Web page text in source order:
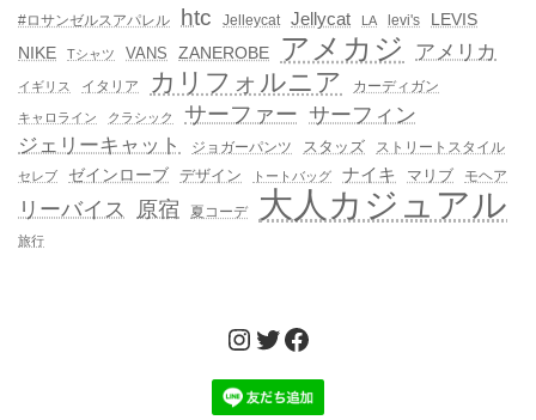
#ロサンゼルスアパレル
htc Jelleycat Jellycat LA levi's
LEVIS
NIKE
Tシャツ VANS ZANEROBE アメカジ アメリカ
イギリス イタリア カリフォルニア カーディガン
キャロライン クラシック サーファー サーフィン
ジェリーキャット
ジョガーパンツ スタッズ ストリートスタイル
セレブ ゼインローブ デザイン トートバッグ ナイキ マリブ モヘア
リーバイス 原宿 夏コーデ 大人カジュアル
旅行
Instagram
Twitter
Facebook